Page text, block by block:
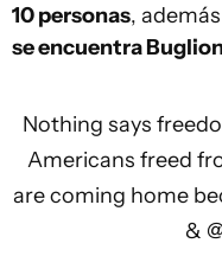
10 personas,
se encuentra
Nothing says
Americans freed
are coming home
&